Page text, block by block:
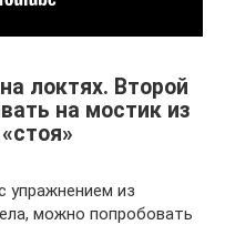
локтях. Второй
на мостик из
упражнением из
можно попробовать